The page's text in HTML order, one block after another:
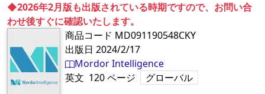
◆2026年2月版も出版されている時期ですので、お問い合
わせ後すぐに確認いたします。
商品コード MD091190548CKY
出版日 2024/2/17
Mordor Intelligence
英文 120ページ グローバル